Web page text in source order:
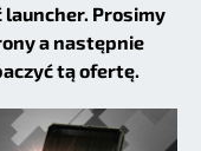
Prosimy
a następnie
tą ofertę.